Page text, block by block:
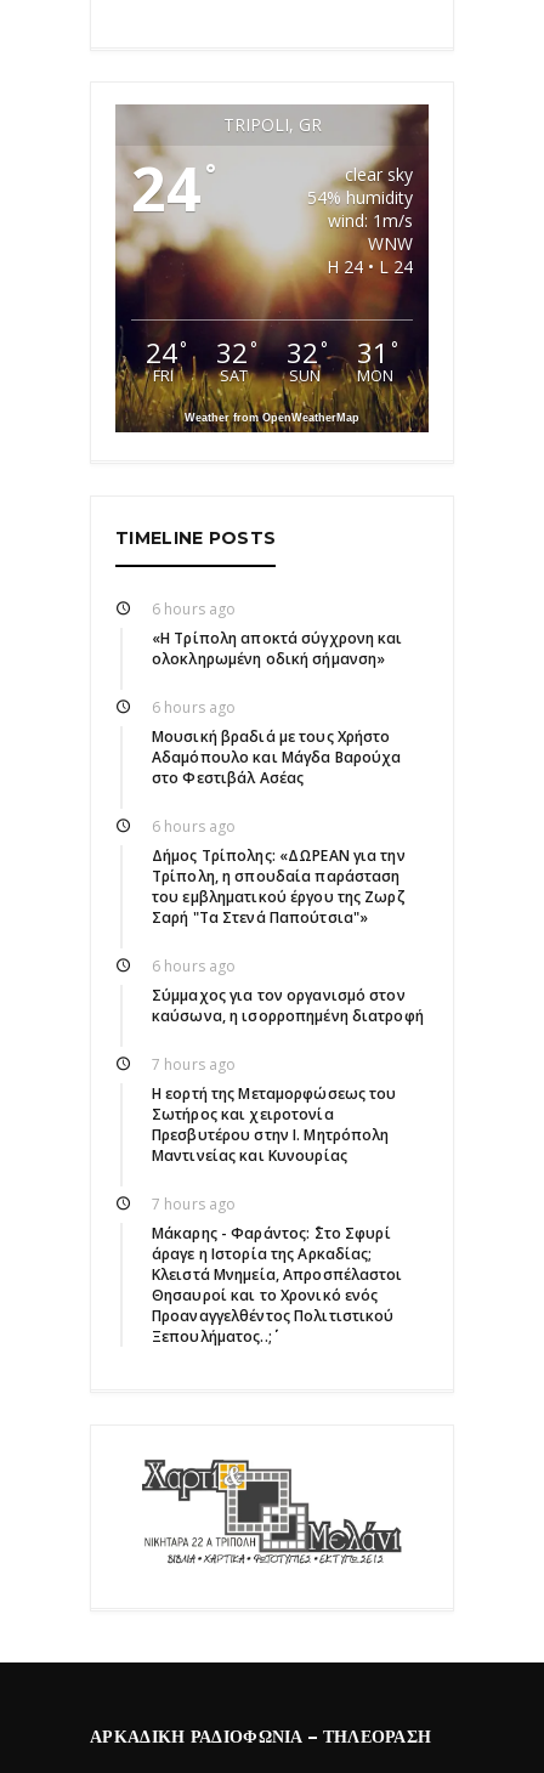
TRIPOLI, GR
24°
clear sky
54% humidity
wind: 1m/s
WNW
H 24 • L 24
24°
FRI
32°
SAT
32°
SUN
31 °
MON
Weather from OpenWeatherMap
TIMELINE POSTS
6 hours ago
«Η Τρίπολη αποκτά σύγχρονη και
ολοκληρωμένη οδική σήμανση»
6 hours ago
Μουσική βραδιά με τους Χρήστο
Αδαμόπουλο και Μάγδα Βαρούχα
στο Φεστιβάλ Ασέας
6 hours ago
Δήμος Τρίπολης: «ΔΩΡΕΑΝ για την
Τρίπολη, η σπουδαία παράσταση
του εμβληματικού έργου της Ζωρζ
Σαρή "Τα Στενά Παπούτσια"»
6 hours ago
Σύμμαχος για τον οργανισμό στον
καύσωνα, η ισορροπημένη διατροφή
7 hours ago
Η εορτή της Μεταμορφώσεως του
Σωτήρος και χειροτονία
Πρεσβυτέρου στην Ι. Μητρόπολη
Μαντινείας και Κυνουρίας
7 hours ago
Μάκαρης - Φαράντος: ΄΄Στο Σφυρί
άραγε η Ιστορία της Αρκαδίας;
Κλειστά Μνημεία, Απροσπέλαστοι
Θησαυροί και το Χρονικό ενός
Προαναγγελθέντος Πολιτιστικού
Ξεπουλήματος..;΄΄
ΑΡΚΑΔΙΚΉ ΡΑΔΙΟΦΩΝΊΑ – ΤΗΛΕΌΡΑΣΗ